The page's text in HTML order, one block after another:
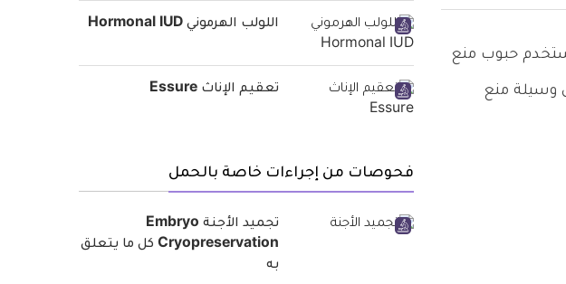
حبوب منع
وسيلة منع
اللولب الهرموني Hormonal IUD
تعقيم الإناث Essure
فحوصات من إجراءات خاصة بالحمل
تجميد الأجنة Embryo
Cryopreservation كل ما يتعلق
به